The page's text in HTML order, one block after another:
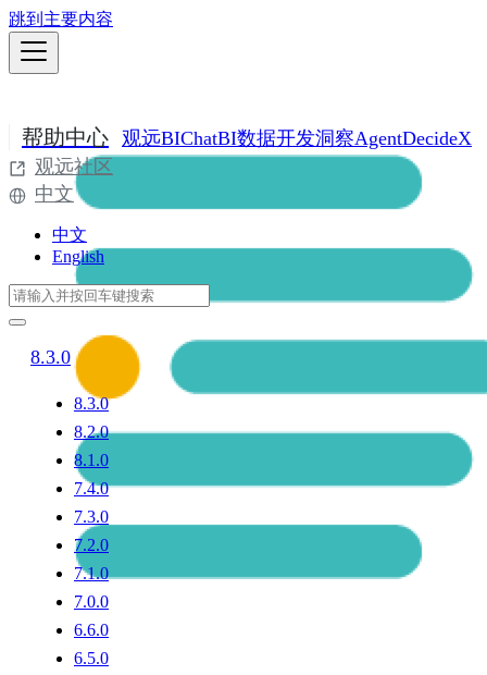
跳到主要内容
帮助中心 观远BIChatBI数据开发洞察AgentDecideX
观远社区
中文
中文
English
8.3.0
8.3.0
8.2.0
8.1.0
7.4.0
7.3.0
7.2.0
7.1.0
7.0.0
6.6.0
6.5.0